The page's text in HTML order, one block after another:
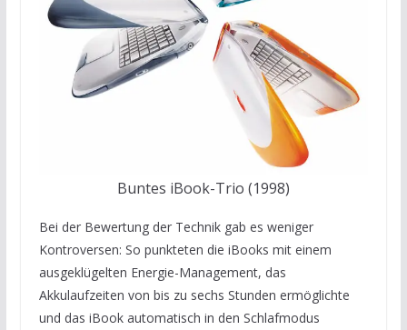
Buntes iBook-Trio (1998)
Bei der Bewertung der Technik gab es weniger
Kontroversen: So punkteten die iBooks mit einem
ausgeklügelten Energie-Management, das
Akkulaufzeiten von bis zu sechs Stunden ermöglichte
und das iBook automatisch in den Schlafmodus